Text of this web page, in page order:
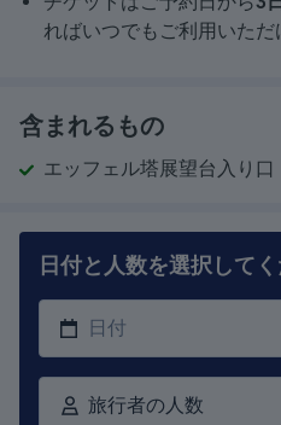
ればいつでもご利用いただ
含まれるもの
エッフェル塔展望台入り口
日付と人数を選択して
旅行者の人数